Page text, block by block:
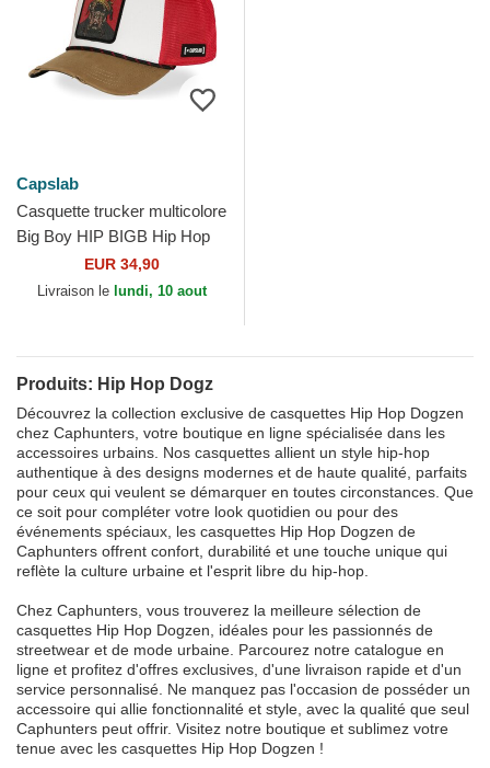
Capslab
Casquette trucker multicolore
Big Boy HIP BIGB Hip Hop
Dogz CapslabEUR 34,90
Livraison le lundi, 10 aout
Produits: Hip Hop Dogz
Découvrez la collection exclusive de casquettes Hip Hop Dogzen
chez Caphunters, votre boutique en ligne spécialisée dans les
accessoires urbains. Nos casquettes allient un style hip-hop
authentique à des designs modernes et de haute qualité, parfaits
pour ceux qui veulent se démarquer en toutes circonstances. Que
ce soit pour compléter votre look quotidien ou pour des
événements spéciaux, les casquettes Hip Hop Dogzen de
Caphunters offrent confort, durabilité et une touche unique qui
reflète la culture urbaine et l'esprit libre du hip-hop.
Chez Caphunters, vous trouverez la meilleure sélection de
casquettes Hip Hop Dogzen, idéales pour les passionnés de
streetwear et de mode urbaine. Parcourez notre catalogue en
ligne et profitez d'offres exclusives, d'une livraison rapide et d'un
service personnalisé. Ne manquez pas l'occasion de posséder un
accessoire qui allie fonctionnalité et style, avec la qualité que seul
Caphunters peut offrir. Visitez notre boutique et sublimez votre
tenue avec les casquettes Hip Hop Dogzen !